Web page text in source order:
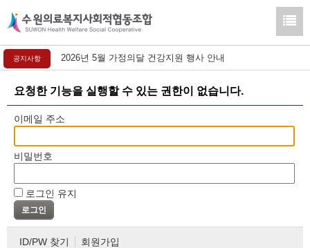
공지사항 2026년 5월 가정의달 건강지원 행사 안내
요청한 기능을 실행할 수 있는 권한이 없습니다.
이메일 주소
비밀번호
로그인 유지
ID/PW 찾기 회원가입